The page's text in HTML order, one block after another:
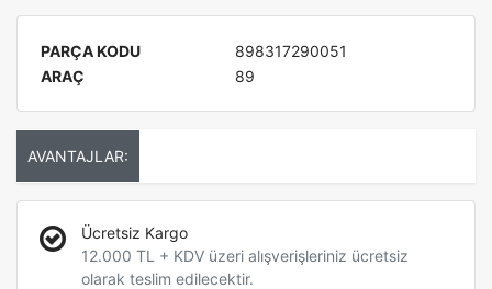
PARÇA KODU
898317290051
ARAÇ
89
AVANTAJLAR:
Ücretsiz Kargo
12.000 TL + KDV üzeri alışverişleriniz ücretsiz
olarak teslim edilecektir.